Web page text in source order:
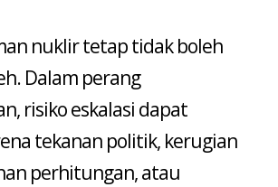
nuklir tetap tidak boleh
Dalam perang
risiko eskalasi dapat
tekanan politik, kerugian
perhitungan, atau